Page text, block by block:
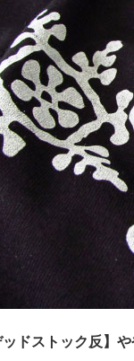
ッドストック反